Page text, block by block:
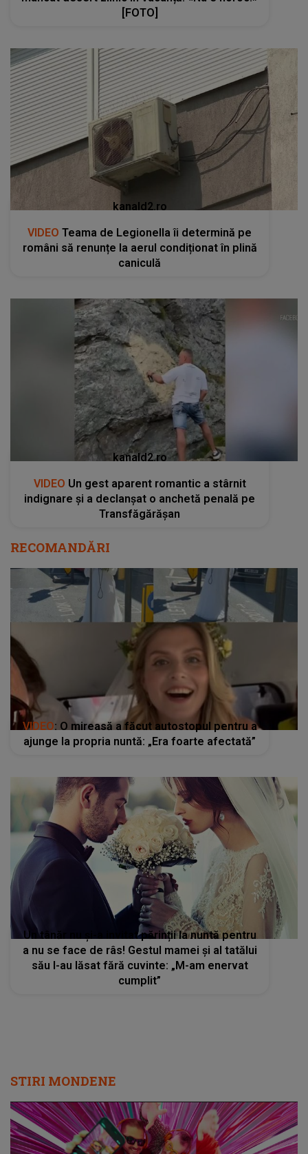
[FOTO]
kanald2.ro
VIDEO Teama de Legionella îi determină pe
români să renunțe la aerul condiționat în plină
caniculă
kanald2.ro
VIDEO Un gest aparent romantic a stârnit
indignare și a declanșat o anchetă penală pe
Transfăgărășan
RECOMANDĂRI
VIDEO: O mireasă a făcut autostopul pentru a
ajunge la propria nuntă: „Era foarte afectată”
Un tânăr nu și-a invitat părinții la nuntă pentru
a nu se face de râs! Gestul mamei şi al tatălui
său l-au lăsat fără cuvinte: „M-am enervat
cumplit”
STIRI MONDENE